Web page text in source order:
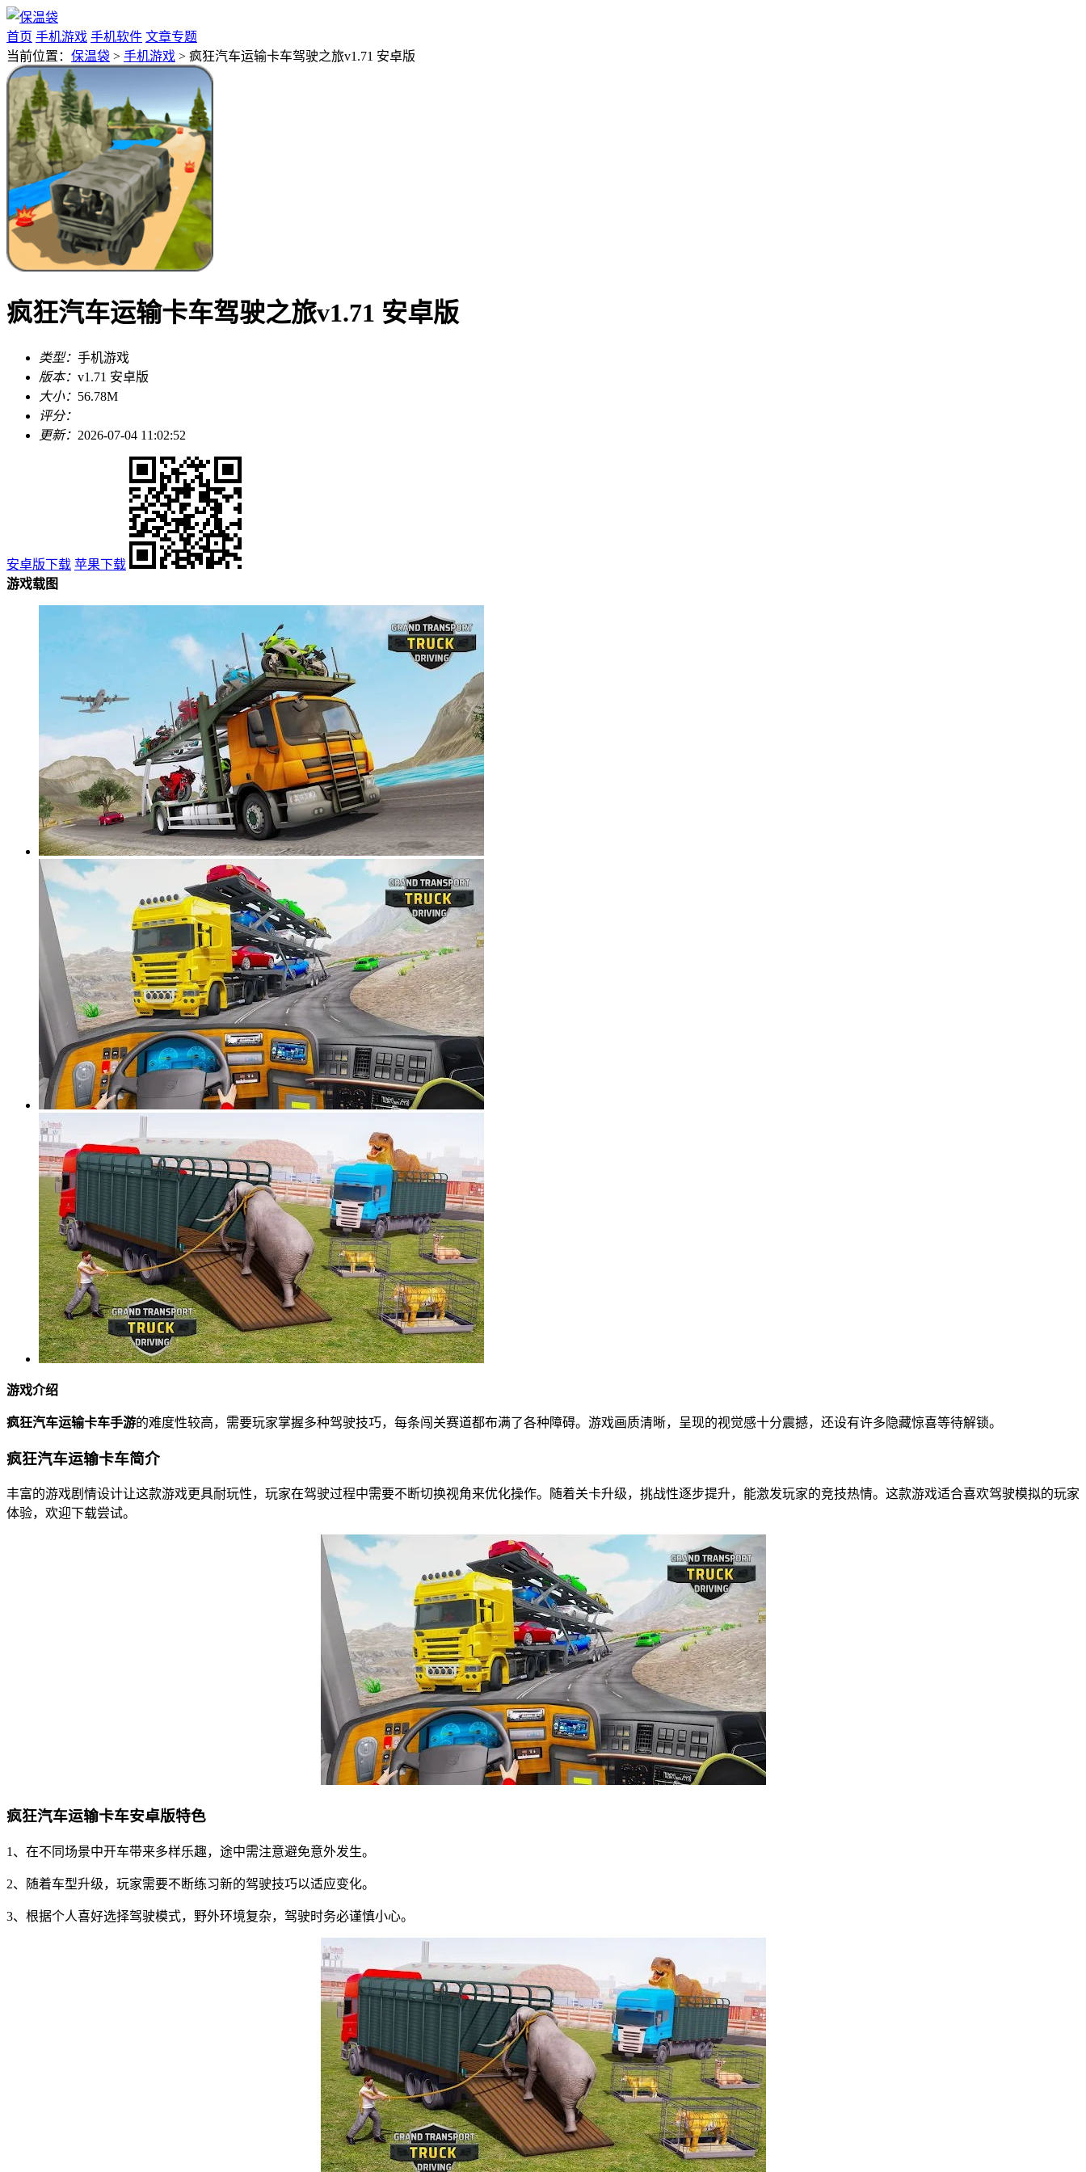
首页 手机游戏 手机软件 文章专题
当前位置： 保温袋 > 手机游戏 > 疯狂汽车运输卡车驾驶之旅v1.71 安卓版
疯狂汽车运输卡车驾驶之旅v1.71 安卓版
类型： 手机游戏
版本： v1.71 安卓版
大小： 56.78M
评分：
更新： 2026-07-04 11:02:52
安卓版下载 苹果下载
游戏载图
游戏介绍
疯狂汽车运输卡车手游的难度性较高，需要玩家掌握多种驾驶技巧，每条闯关赛道都布满了各种障碍。游戏画质清晰，呈现的视觉感十分震撼，还设有许多隐藏惊喜等待解锁。
疯狂汽车运输卡车简介
丰富的游戏剧情设计让这款游戏更具耐玩性，玩家在驾驶过程中需要不断切换视角来优化操作。随着关卡升级，挑战性逐步提升，能激发玩家的竞技热情。这款游戏适合喜欢驾驶模拟的玩家
体验，欢迎下载尝试。
疯狂汽车运输卡车安卓版特色
1、在不同场景中开车带来多样乐趣，途中需注意避免意外发生。
2、随着车型升级，玩家需要不断练习新的驾驶技巧以适应变化。
3、根据个人喜好选择驾驶模式，野外环境复杂，驾驶时务必谨慎小心。